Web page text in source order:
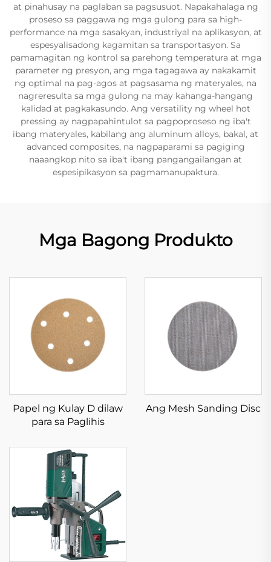
at pinahusay na paglaban sa pagsusuot. Napakahalaga ng
proseso sa paggawa ng mga gulong para sa high-
performance na mga sasakyan, industriyal na aplikasyon, at
espesyalisadong kagamitan sa transportasyon. Sa
pamamagitan ng kontrol sa parehong temperatura at mga
parameter ng presyon, ang mga tagagawa ay nakakamit
ng optimal na pag-agos at pagsasama ng materyales, na
nagreresulta sa mga gulong na may kahanga-hangang
kalidad at pagkakasundo. Ang versatility ng wheel hot
pressing ay nagpapahintulot sa pagpoproseso ng iba't
ibang materyales, kabilang ang aluminum alloys, bakal, at
advanced composites, na nagpaparami sa pagiging
naaangkop nito sa iba't ibang pangangailangan at
espesipikasyon sa pagmamanupaktura.
Mga Bagong Produkto
Papel ng Kulay D dilaw
para sa Paglihis
Ang Mesh Sanding Disc